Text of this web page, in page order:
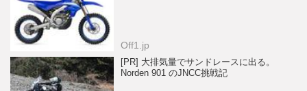
Off1.jp
[PR] 大排気量でサンドレースに出る。
Norden 901 のJNCC挑戦記